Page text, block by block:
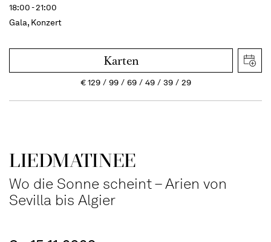
18:00 - 21:00
Gala, Konzert
Karten
€129 99 69 49 39 29
LIEDMATINEE
Wo die Sonne scheint – Arien von
Sevilla bis Algier